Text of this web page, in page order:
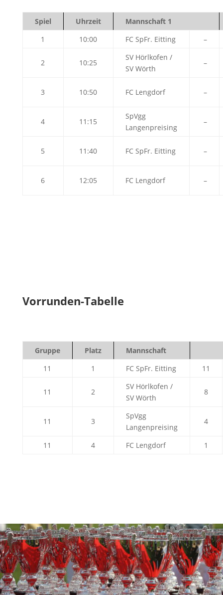
Spiel Uhrzeit
Mannschaft 1
1
10:00 FC SpFr. Eitting –
2 10:25
SV Hörlkofen /
SV Wörth
–
3 10:50 FC Lengdorf –
4 11:15
SpVgg
Langenpreising
–
5 11:40 FC SpFr. Eitting –
6 12:05 FC Lengdorf –
Vorrunden-Tabelle
Gruppe Platz
Mannschaft
11
1 FC SpFr. Eitting 11
11 2
SV Hörlkofen /
SV Wörth
8
11 3
SpVgg
Langenpreising
4
11 4 FC Lengdorf 1